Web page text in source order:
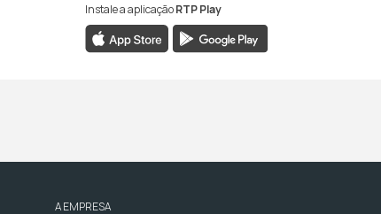
Instale a aplicaçãoRTP Play
A EMPRESA